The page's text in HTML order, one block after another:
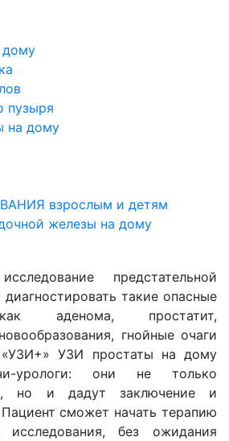
дому
пузыря
на дому
взрослым и детям
железы на дому
предстательной
такие опасные
аденома, простатит,
гнойные очаги
УЗИ простаты на дому
урологи: они не только
но и дадут заключение и
Пациент сможет начать терапию
без ожидания